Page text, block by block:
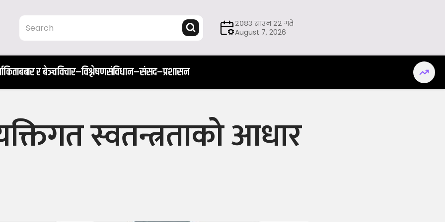
२०८३ साउन २२ गते
August 7, 2026
किताबबार र बेञ्चविचार–विश्लेषणसंविधान–संसद–प्रशासन
स्वतन्त्रताको आधार